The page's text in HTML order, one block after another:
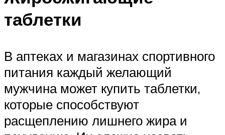
таблетки
В аптеках и магазинах спортивного
питания каждый желающий
мужчина может купить таблетки,
которые способствуют
расщеплению лишнего жира и